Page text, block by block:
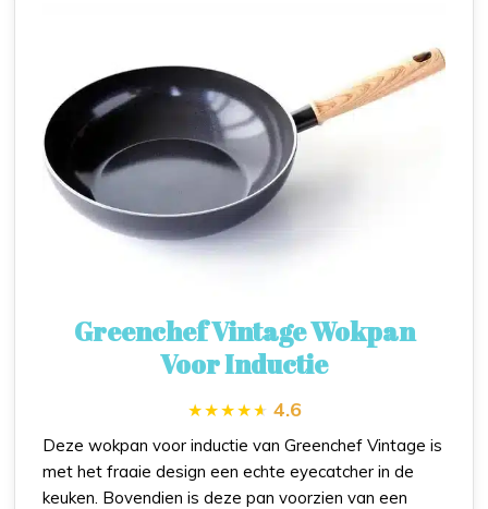
Greenchef Vintage Wokpan
Voor Inductie
4.6
Deze wokpan voor inductie van Greenchef Vintage is
met het fraaie design een echte eyecatcher in de
keuken. Bovendien is deze pan voorzien van een